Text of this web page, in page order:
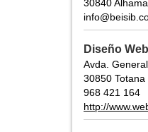
30840
Diseño
Avda.
30850 Totana
968 421 164
http://